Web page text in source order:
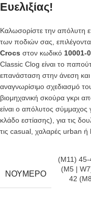
Ευελιξίας!
Καλωσορίστε την απόλυτη
των ποδιών σας,
Crocs στον κωδικό 10001-
Classic Clog είναι το
επανάσταση στην άνεση και
αναγνωρίσιμο σχεδιασμό
βιομηχανική σκούρα γκρι
είναι ο απόλυτος σύμμαχος
κλάδο εστίασης), για τις
τις casual, χαλαρές urban ή
ΝΟΎΜΕΡΟ
(M11) 45-
(M5 |
42